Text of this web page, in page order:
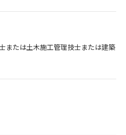
または土木施工管理技士または建築